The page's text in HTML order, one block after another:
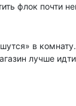
флок почти
в
лучше